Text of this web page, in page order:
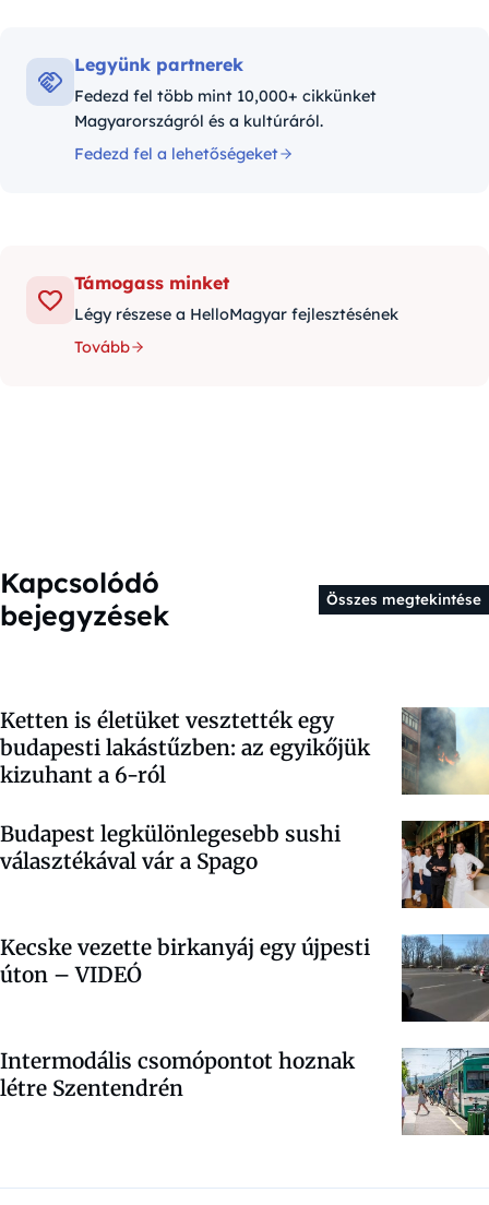
Legyünk partnerek
Fedezd fel több mint 10,000+ cikkünket
Magyarországról és a kultúráról.
Fedezd fel a lehetőségeket
Támogass minket
Légy részese a HelloMagyar fejlesztésének
Tovább
Kapcsolódó
bejegyzések
Összes megtekintése
Ketten is életüket vesztették egy
budapesti lakástűzben: az egyikőjük
kizuhant a 6-ról
Budapest legkülönlegesebb sushi
választékával vár a Spago
Kecske vezette birkanyáj egy újpesti
úton – VIDEÓ
Intermodális csomópontot hoznak
létre Szentendrén